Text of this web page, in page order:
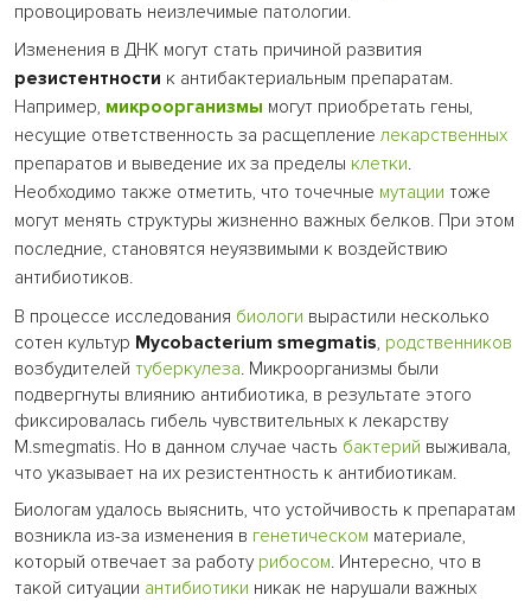
провоцировать неизлечимые патологии.
Изменения в ДНК могут стать причиной развития
резистентности к антибактериальным препаратам.
Например, микроорганизмы могут приобретать гены,
несущие ответственность за расщепление лекарственных
препаратов и выведение их за пределы клетки.
Необходимо также отметить, что точечные мутации тоже
могут менять структуры жизненно важных белков. При этом
последние, становятся неуязвимыми к воздействию
антибиотиков.
В процессе исследования биологи вырастили несколько
сотен культур Mycobacterium smegmatis, родственников
возбудителей туберкулеза. Микроорганизмы были
подвергнуты влиянию антибиотика, в результате этого
фиксировалась гибель чувствительных к лекарству
M.smegmatis. Но в данном случае часть бактерий выживала,
что указывает на их резистентность к антибиотикам.
Биологам удалось выяснить, что устойчивость к препаратам
возникла из-за изменения в генетическом материале,
который отвечает за работу рибосом. Интересно, что в
такой ситуации антибиотики никак не нарушали важных